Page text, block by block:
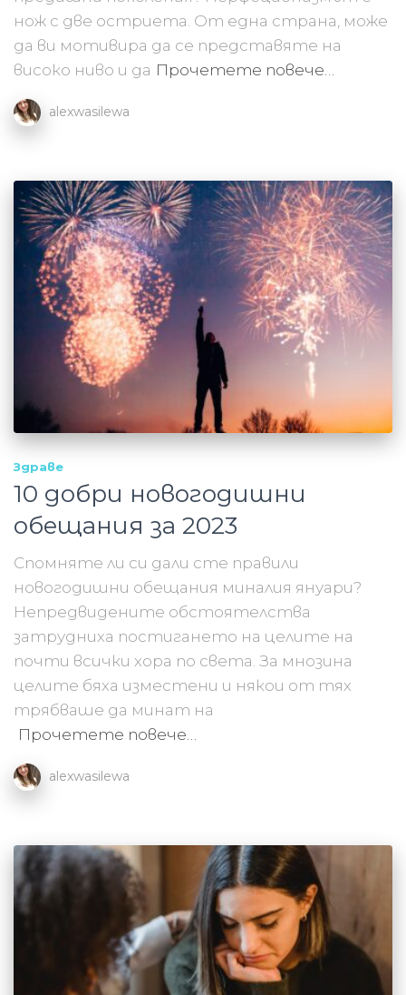
нож с две остриета. От една страна, може
да ви мотивира да се представяте на
високо ниво и да Прочетете повече…
alexwasilewa
Здраве
10 добри новогодишни
обещания за 2023
Спомняте ли си дали сте правили
новогодишни обещания миналия януари?
Непредвидените обстоятелства
затрудниха постигането на целите на
почти всички хора по света. За мнозина
целите бяха изместени и някои от тях
трябваше да минат на
Прочетете повече…
alexwasilewa